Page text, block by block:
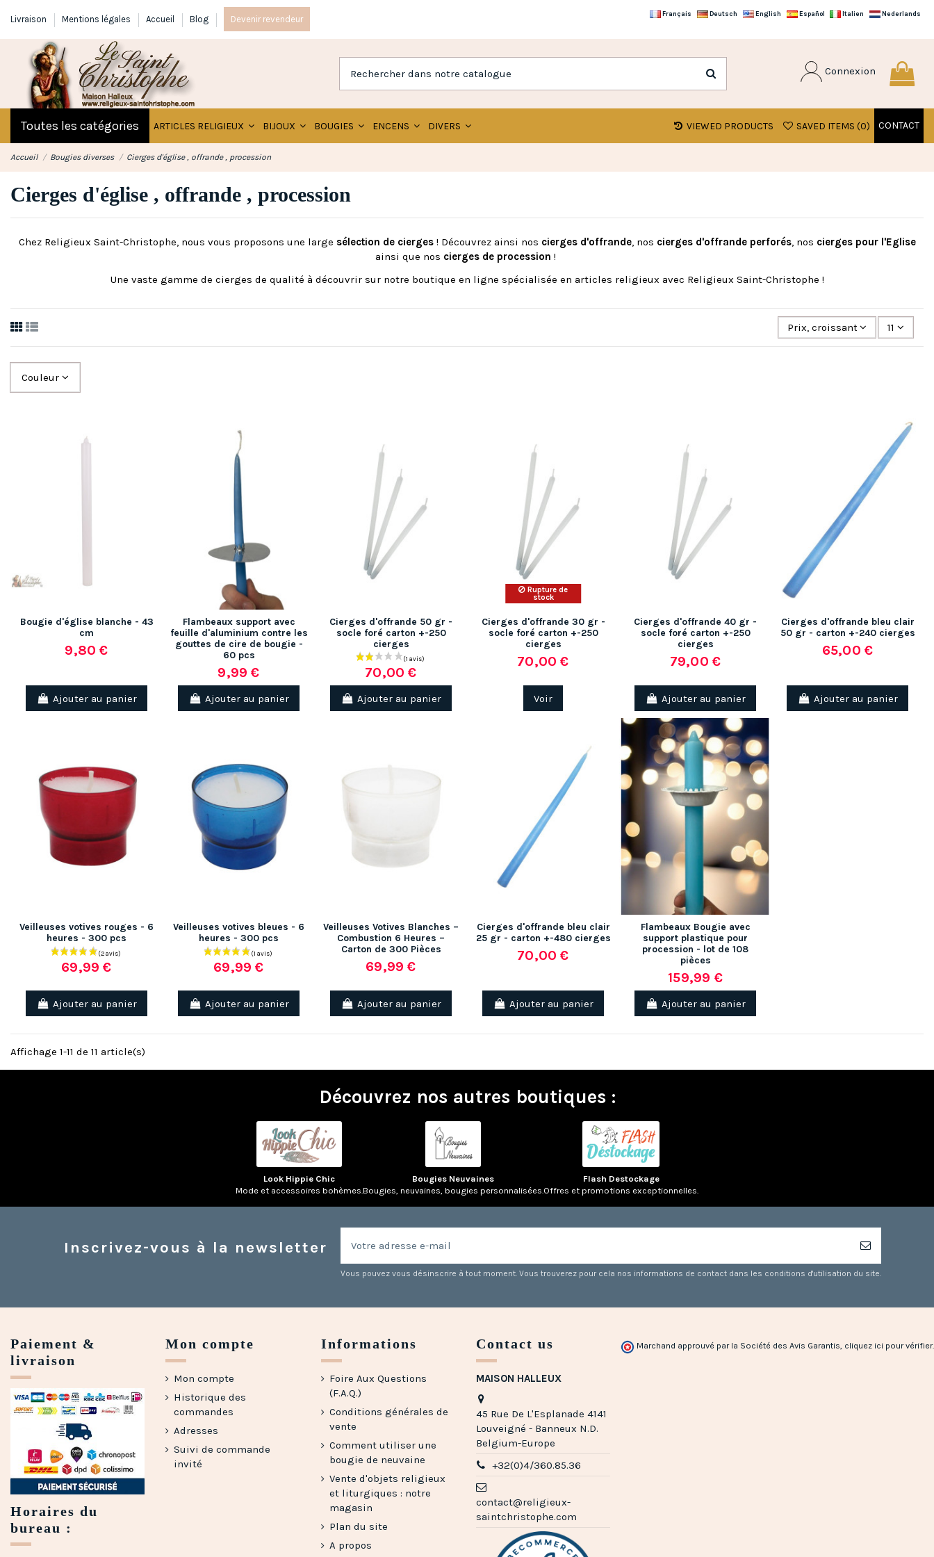
Livraison Mentions légales Accueil Blog Devenir revendeur
Français Deutsch English Español Italien Nederlands
Connexion
Toutes les catégories ARTICLES RELIGIEUX BIJOUX BOUGIES ENCENS DIVERS CONTACT
SAVED ITEMS (0)
VIEWED PRODUCTS
Accueil Bougies diverses Cierges d'église , offrande , procession
Cierges d'église , offrande , procession
Chez Religieux Saint-Christophe, nous vous proposons une large sélection de cierges! Découvrez ainsi nos cierges d'offrande, nos cierges d'offrande perforés, nos cierges pour l'Eglise
ainsi que nos cierges de procession !
Une vaste gamme de cierges de qualité à découvrir sur notre boutique en ligne spécialisée en articles religieux avec Religieux Saint-Christophe !
Prix, croissant 11
Couleur
Bougie d'église blanche - 43
cm
9,80 €
Ajouter au panier
Flambeaux support avec
feuille d'aluminium contre les
gouttes de cire de bougie -
60 pcs
9,99 €
Ajouter au panier
Cierges d'offrande 50 gr -
socle foré carton +-250
cierges
70,00 €
Ajouter au panier
Rupture de
stock
Cierges d'offrande 30 gr -
socle foré carton +-250
cierges
70,00 €
Voir
Cierges d'offrande 40 gr -
socle foré carton +-250
cierges
79,00 €
Ajouter au panier
Cierges d'offrande bleu clair
50 gr - carton +-240 cierges
65,00 €
Ajouter au panier
Veilleuses votives rouges - 6
heures - 300 pcs
69,99 €
Ajouter au panier
Veilleuses votives bleues - 6
heures - 300 pcs
69,99 €
Ajouter au panier
Veilleuses Votives Blanches –
Combustion 6 Heures –
Carton de 300 Pièces
69,99 €
Ajouter au panier
Cierges d'offrande bleu clair
25 gr - carton +-480 cierges
70,00 €
Ajouter au panier
Flambeaux Bougie avec
support plastique pour
procession - lot de 108
pièces
159,99 €
Ajouter au panier
Affichage 1-11 de 11 article(s)
Découvrez nos autres boutiques :
Look Hippie Chic
Mode et accessoires bohèmes.
Bougies Neuvaines
Bougies, neuvaines, bougies personnalisées.
Flash Destockage
Offres et promotions exceptionnelles.
Inscrivez-vous à la newsletter
Vous pouvez vous désinscrire à tout moment. Vous trouverez pour cela nos informations de contact dans les conditions d'utilisation du site.
Paiement &
livraison
Horaires du
bureau :
Mon compte
Mon compte
Historique des
commandes
Adresses
Suivi de commande
invité
Informations
Foire Aux Questions
(F.A.Q.)
Conditions générales de
vente
Comment utiliser une
bougie de neuvaine
Vente d'objets religieux
et liturgiques : notre
magasin
Plan du site
A propos
Contact us
MAISON HALLEUX
45 Rue De L'Esplanade 4141
Louveigné - Banneux N.D.
Belgium-Europe
+32(0)4/360.85.36
contact@religieux-
saintchristophe.com
Marchand approuvé par la Société des Avis Garantis, cliquez ici pour vérifier.